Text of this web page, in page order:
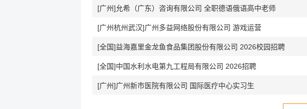
[广州]允希（广东）咨询有限公司 全职德语俄语高中老师
[广州杭州武汉]广州多益网络股份有限公司 游戏运营
[全国]益海嘉里金龙鱼食品集团股份有限公司 2026校园招聘
[全国]中国水利水电第九工程局有限公司 2026招聘
[广州]广州新市医院有限公司 国际医疗中心实习生